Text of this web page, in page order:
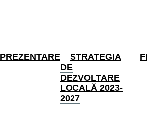
PREZENTARE
STRATEGIA
DE
DEZVOLTARE
LOCALĂ 2023-
2027